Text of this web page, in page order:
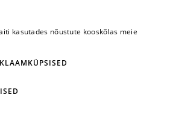
kohaletoimetamine
Maksmine ja
kohaletoimetamine
kasutades nõustute kooskõlas meie